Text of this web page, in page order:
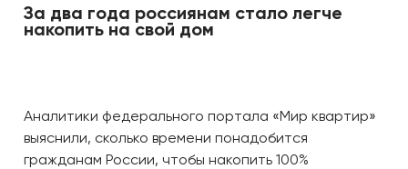
За два года россиянам стало легче
накопить на свой дом
Аналитики федерального портала «Мир квартир»
выяснили, сколько времени понадобится
гражданам России, чтобы накопить 100%